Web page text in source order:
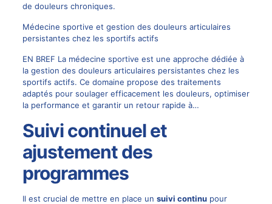
de douleurs chroniques.
Médecine sportive et gestion des douleurs articulaires
persistantes chez les sportifs actifs
EN BREF La médecine sportive est une approche dédiée à
la gestion des douleurs articulaires persistantes chez les
sportifs actifs. Ce domaine propose des traitements
adaptés pour soulager efficacement les douleurs, optimiser
la performance et garantir un retour rapide à…
Suivi continuel et
ajustement des
programmes
Il est crucial de mettre en place un suivi continupour